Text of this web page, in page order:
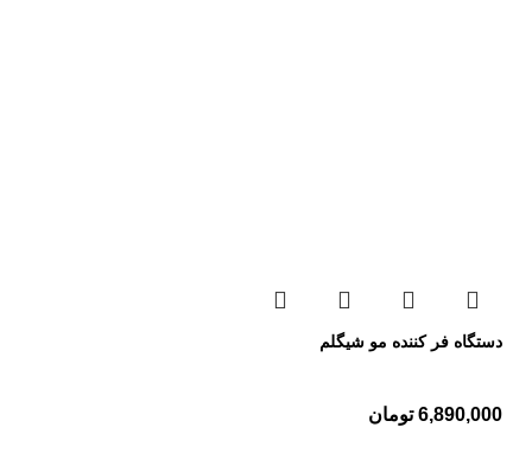
دستگاه فر کننده مو شیگلم
6,890,000 تومان